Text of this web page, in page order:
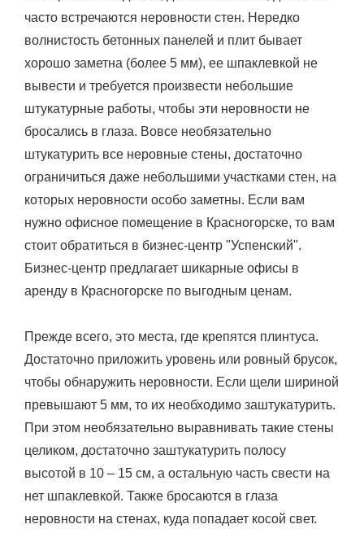
часто встречаются неровности стен. Нередко
волнистость бетонных панелей и плит бывает
хорошо заметна (более 5 мм), ее шпаклевкой не
вывести и требуется произвести небольшие
штукатурные работы, чтобы эти неровности не
бросались в глаза. Вовсе необязательно
штукатурить все неровные стены, достаточно
ограничиться даже небольшими участками стен, на
которых неровности особо заметны. Если вам
нужно офисное помещение в Красногорске, то вам
стоит обратиться в бизнес-центр "Успенский".
Бизнес-центр предлагает шикарные офисы в
аренду в Красногорске по выгодным ценам.
Прежде всего, это места, где крепятся плинтуса.
Достаточно приложить уровень или ровный брусок,
чтобы обнаружить неровности. Если щели шириной
превышают 5 мм, то их необходимо заштукатурить.
При этом необязательно выравнивать такие стены
целиком, достаточно заштукатурить полосу
высотой в 10 – 15 см, а остальную часть свести на
нет шпаклевкой. Также бросаются в глаза
неровности на стенах, куда попадает косой свет.